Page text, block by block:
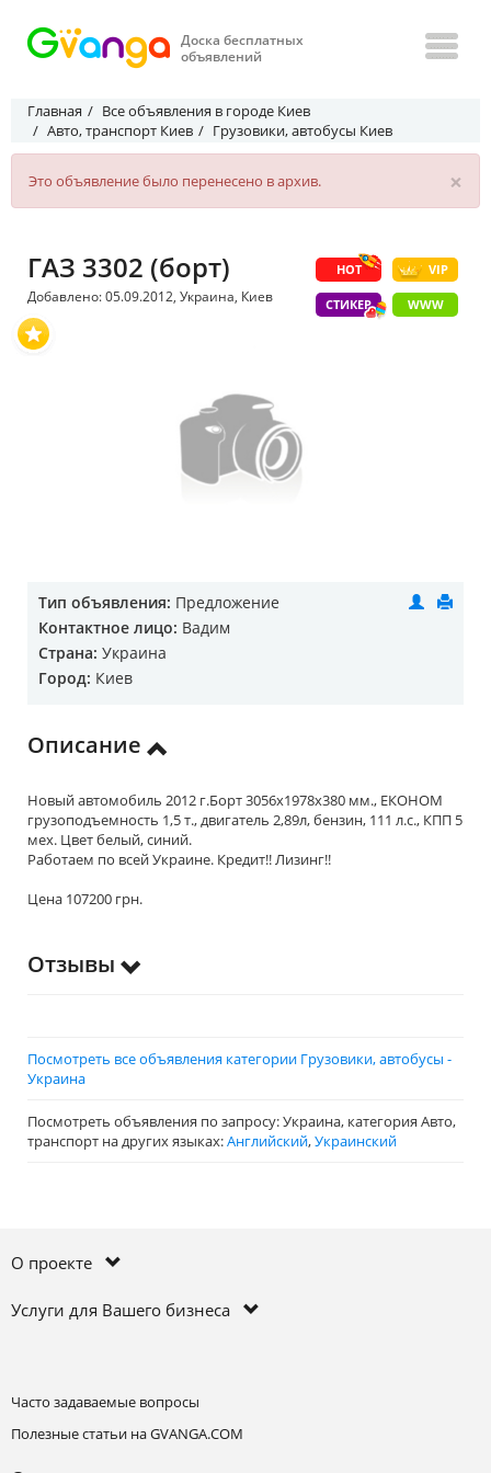
Доска бесплатных
объявлений
Главная
Все объявления в городе Киев
Авто, транспорт Киев
Грузовики, автобусы Киев
×
Это объявление было перенесено в архив.
HOT VIP
СТИКЕР WWW
ГАЗ 3302 (борт)
Добавлено: 05.09.2012, Украина, Киев
Тип объявления: Предложение
Контактное лицо: Вадим
Страна: Украина
Город: Киев
Описание
Новый автомобиль 2012 г.Борт 3056х1978х380 мм., ЕКОНОМ
грузоподъемность 1,5 т., двигатель 2,89л, бензин, 111 л.с., КПП 5
мех. Цвет белый, синий.
Работаем по всей Украине. Кредит!! Лизинг!!
Цена 107200 грн.
Отзывы
Посмотреть все объявления категории Грузовики, автобусы -
Украина
Посмотреть объявления по запросу: Украина, категория Авто,
транспорт на других языках:Английский,Украинский
О проекте
Услуги для Вашего бизнеса
Часто задаваемые вопросы
Полезные статьи на GVANGA.COM